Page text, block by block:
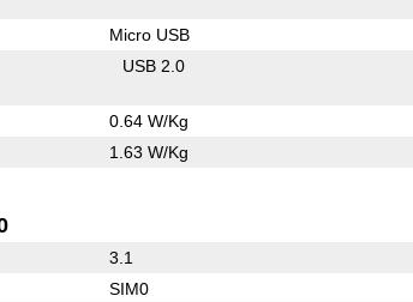
Micro USB
USB 2.0
0.64 W/Kg
1.63 W/Kg
3.1
SIM0